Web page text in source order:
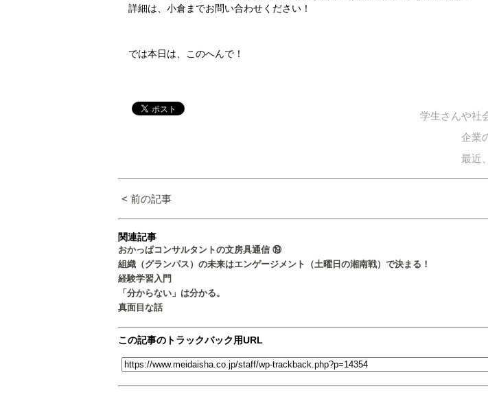
詳細は、小倉までお問い合わせください！
では本日は、このへんで！
学生さんや社
企業
最近
< 前の記事
関連記事
おかっぱコンサルタントの文房具通信 ⑲
組織（グランパス）の未来はエンゲージメント（土曜日の湘南戦）で決まる！
経験学習入門
「分からない」は分かる。
真面目な話
この記事のトラックバック用URL